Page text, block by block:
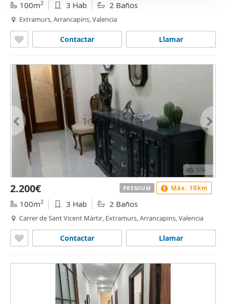
100m2 3 Hab 2 Baños
Extramurs, Arrancapins, Valencia
Llamar
Contactar
1/6
2.200€
100m2 3 Hab 2 Baños
Carrer de Sant Vicent Màrtir, Extramurs, Arrancapins, Valencia
Llamar
Contactar
PREMIUM Máx. 10km